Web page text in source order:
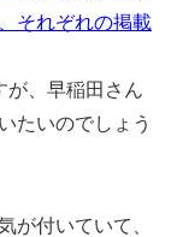
それぞれの掲載
、早稲田さん
たいのでしょう
が付いていて、